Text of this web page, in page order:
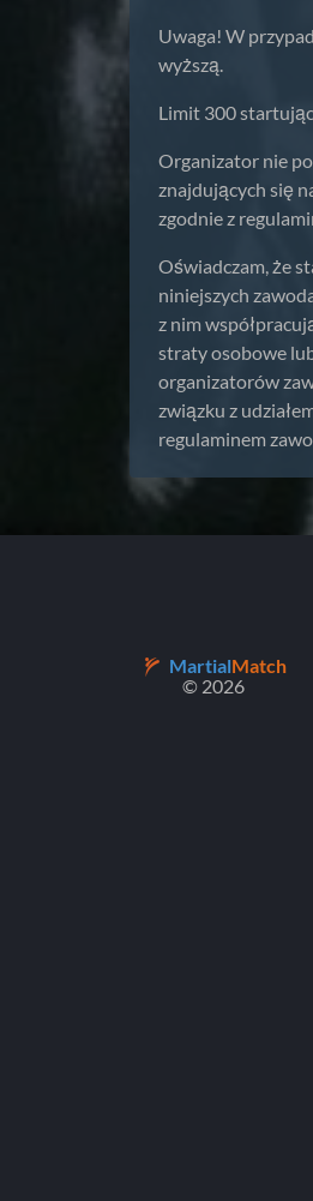
Uwaga! W
wyższą.
Limit 300
Organizator nie
znajdujących się
zgodnie z
Oświadczam, że
niniejszych
z nim
straty osobowe
organizatorów
związku z
regulaminem
MartialMatch
© 2026